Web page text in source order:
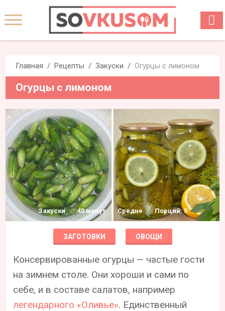
Главная Рецепты Закуски Огурцы с лимоном
Огурцы с лимоном
Закуски 40 минут Средне Порций: 5
ЗАГОТОВКИ ОВОЩИ
Консервированные огурцы — частые гости
на зимнем столе. Они хороши и сами по
себе, и в составе салатов, например
легендарного «Оливье». Единственный